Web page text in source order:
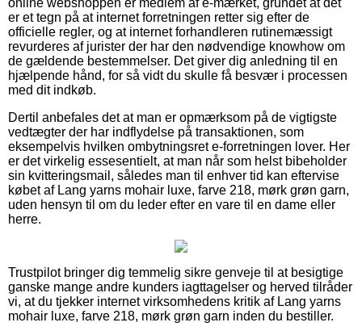
er et tegn på at internet forretningen retter sig efter de
officielle regler, og at internet forhandleren rutinemæssigt
revurderes af jurister der har den nødvendige knowhow om
de gældende bestemmelser. Det giver dig anledning til en
hjælpende hånd, for så vidt du skulle få besvær i processen
med dit indkøb.
Dertil anbefales det at man er opmærksom på de vigtigste
vedtægter der har indflydelse på transaktionen, som
eksempelvis hvilken ombytningsret e-forretningen lover. Her
er det virkelig essesentielt, at man når som helst bibeholder
sin kvitteringsmail, således man til enhver tid kan eftervise
købet af Lang yarns mohair luxe, farve 218, mørk grøn garn,
uden hensyn til om du leder efter en vare til en dame eller
herre.
Trustpilot bringer dig temmelig sikre genveje til at besigtige
ganske mange andre kunders iagttagelser og herved tilråder
vi, at du tjekker internet virksomhedens kritik af Lang yarns
mohair luxe, farve 218, mørk grøn garn inden du bestiller.